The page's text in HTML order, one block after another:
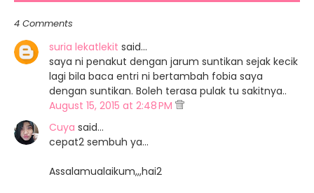
4 Comments
suria lekatlekit said…
saya ni penakut dengan jarum suntikan sejak kecik
lagi bila baca entri ni bertambah fobia saya
dengan suntikan. Boleh terasa pulak tu sakitnya..
August 15, 2015 at 2:48 PM
Cuya said…
cepat2 sembuh ya...
Assalamualaikum,,,hai2